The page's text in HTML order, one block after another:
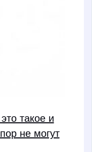
такое и
не могут